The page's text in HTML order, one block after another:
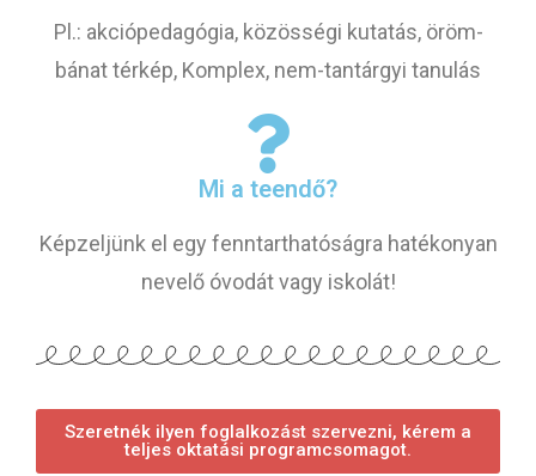
Pl.: akciópedagógia, közösségi kutatás, öröm-
bánat térkép, Komplex, nem-tantárgyi tanulás
Mi a teendő?
Képzeljünk el egy fenntarthatóságra hatékonyan
nevelő óvodát vagy iskolát!
Szeretnék ilyen foglalkozást szervezni, kérem a
teljes oktatási programcsomagot.